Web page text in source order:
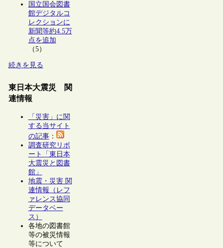
国立国会図書
館デジタルコ
レクションに
新聞等約4.5万
点を追加
（5）
続きを見る
東日本大震災 関
連情報
「災害」に関
する当サイト
の記事：
調査研究リポ
ート「東日本
大震災と図書
館」
地震・災害 関
連情報（レフ
ァレンス協同
データベー
ス）
各地の図書館
等の被災情報
等について